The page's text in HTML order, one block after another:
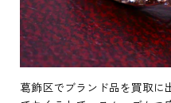
葛飾区でブランド品を買取に